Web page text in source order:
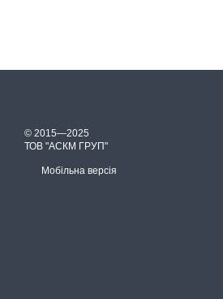
© 2015—2025
ТОВ "АСКМ ГРУП"
Мобільна версія